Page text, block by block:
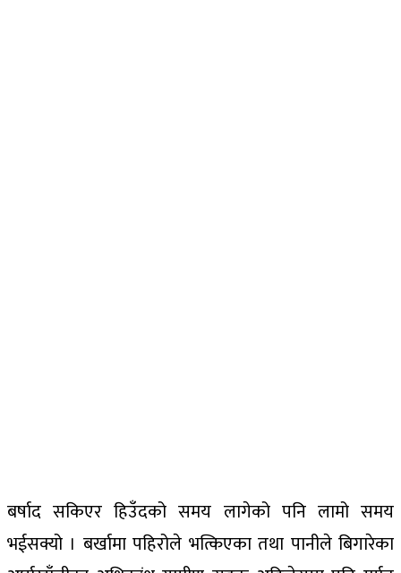
बर्षाद सकिएर हिउँदको समय लागेको पनि लामो समय
भईसक्यो । बर्खामा पहिरोले भत्किएका तथा पानीले बिगारेका